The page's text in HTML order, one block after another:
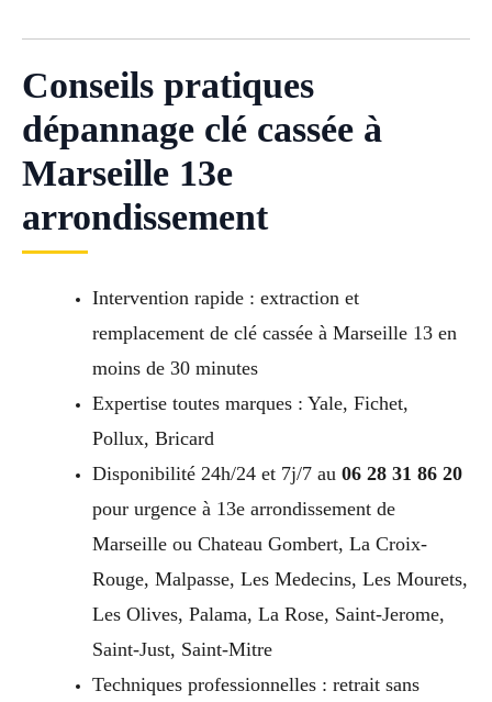
Conseils pratiques
dépannage clé cassée à
Marseille 13e
arrondissement
Intervention rapide : extraction et
remplacement de clé cassée à Marseille 13 en
moins de 30 minutes
Expertise toutes marques : Yale, Fichet,
Pollux, Bricard
Disponibilité 24h/24 et 7j/7 au 06 28 31 86 20
pour urgence à 13e arrondissement de
Marseille ou Chateau Gombert, La Croix-
Rouge, Malpasse, Les Medecins, Les Mourets,
Les Olives, Palama, La Rose, Saint-Jerome,
Saint-Just, Saint-Mitre
Techniques professionnelles : retrait sans